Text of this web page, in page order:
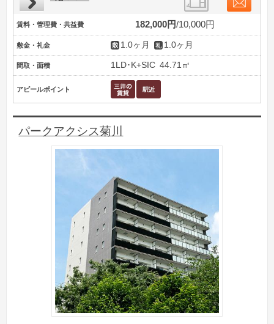
賃料・管理費・共益費 182,000円 10,000円
敷金・礼金 1.0ヶ月 1.0ヶ月
間取・面積 1LD･K+SIC 44.71㎡
アピールポイント
パークアクシス菊川